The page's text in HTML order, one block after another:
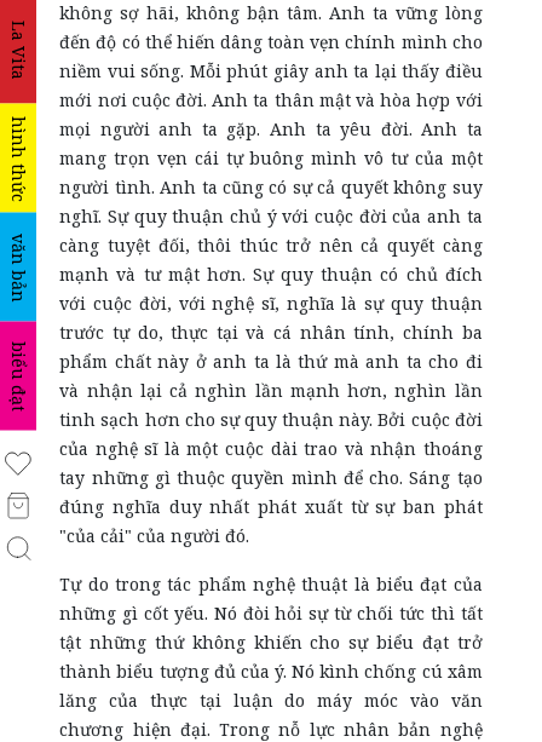
La Vita
hình thức
văn bản
biểu đạt
không sợ hãi, không bận tâm. Anh ta vững lòng
đến độ có thể hiến dâng toàn vẹn chính mình cho
niềm vui sống. Mỗi phút giây anh ta lại thấy điều
mới nơi cuộc đời. Anh ta thân mật và hòa hợp với
mọi người anh ta gặp. Anh ta yêu đời. Anh ta
mang trọn vẹn cái tự buông mình vô tư của một
người tình. Anh ta cũng có sự cả quyết không suy
nghĩ. Sự quy thuận chủ ý với cuộc đời của anh ta
càng tuyệt đối, thôi thúc trở nên cả quyết càng
mạnh và tư mật hơn. Sự quy thuận có chủ đích
với cuộc đời, với nghệ sĩ, nghĩa là sự quy thuận
trước tự do, thực tại và cá nhân tính, chính ba
phẩm chất này ở anh ta là thứ mà anh ta cho đi
và nhận lại cả nghìn lần mạnh hơn, nghìn lần
tinh sạch hơn cho sự quy thuận này. Bởi cuộc đời
của nghệ sĩ là một cuộc dài trao và nhận thoáng
tay những gì thuộc quyền mình để cho. Sáng tạo
đúng nghĩa duy nhất phát xuất từ sự ban phát
"của cải" của người đó.
Tự do trong tác phẩm nghệ thuật là biểu đạt của
những gì cốt yếu. Nó đòi hỏi sự từ chối tức thì tất
tật những thứ không khiến cho sự biểu đạt trở
thành biểu tượng đủ của ý. Nó kình chống cú xâm
lăng của thực tại luận do máy móc vào văn
chương hiện đại. Trong nỗ lực nhân bản nghệ